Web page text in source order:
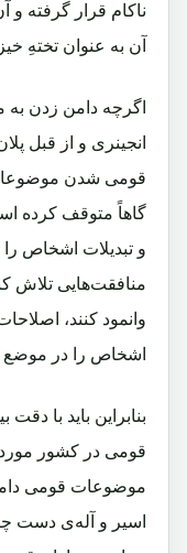
ناکام قرار گرفته و
آن به عنوان تختهِ
اگرچه دامن ‌زدن
انجینری و از قبل
قومی ‌شدن
گاهاً متوقف کرده
و تبدیلات اشخاص
منافقت‌هایی تلاش
وانمود کنند،
اشخاص را در موضع
بنابراین باید با
قومی در کشور مورد
موضوعات قومی
اسیر و آله‌ی دست